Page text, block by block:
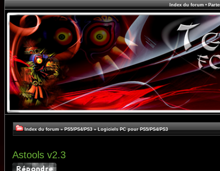
Index du forum•
Index du forum » PS5/PS4/PS3 » Logiciels PC pour PS5/PS4/PS3
Astools v2.3